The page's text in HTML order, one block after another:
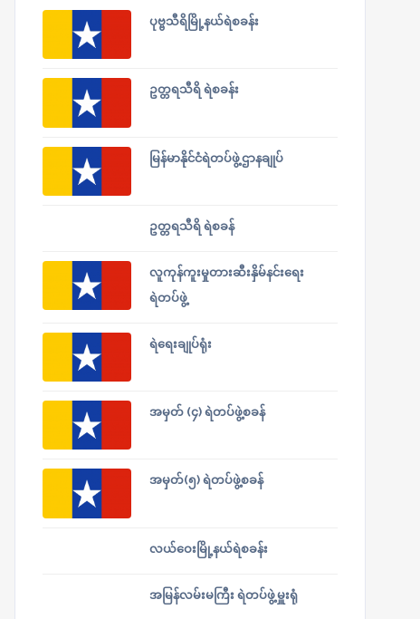
ပုဗ္ဗသီရိမြို့နယ်ရဲစခန်း
ဥတ္တရသီရိ ရဲစခန်း
မြန်မာနိုင်ငံရဲတပ်ဖွဲ့ဌာနချုပ်
ဥတ္တရသီရိ ရဲစခန်
လူကုန်ကူးမှုတားဆီးနှိမ်နင်းရေး
ရဲတပ်ဖွဲ့
ရဲရေးချုပ်ရုံး
အမှတ် (၄) ရဲတပ်ဖွဲ့စခန်
အမှတ်(၅) ရဲတပ်ဖွဲ့စခန်
လယ်ဝေးမြို့နယ်ရဲစခန်း
အမြန်လမ်းမကြီး ရဲတပ်ဖွဲ့မှူးရုံ